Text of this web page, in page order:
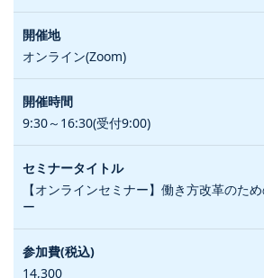
オンライン(Zoom)
9:30～16:30(受付9:00)
【オンラインセミナー】働き方改革のた
ー
14,300